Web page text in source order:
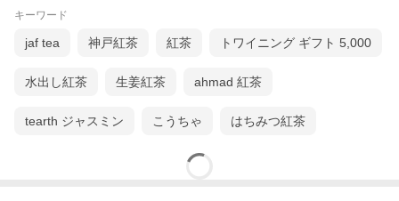
キーワード
jaf tea 神戸紅茶 紅茶 トワイニング ギフト 5,000
水出し紅茶 生姜紅茶 ahmad 紅茶
tearth ジャスミン こうちゃ はちみつ紅茶